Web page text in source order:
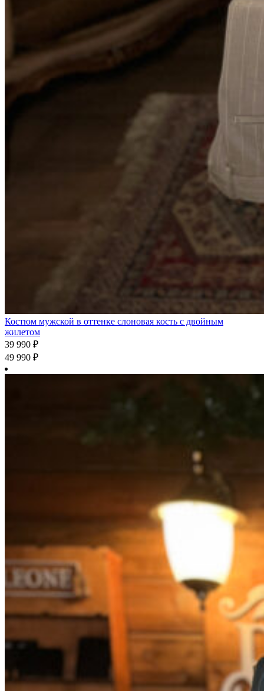
Костюм мужской в оттенке слоновая кость с двойным
жилетом
39 990 ₽
49 990 ₽